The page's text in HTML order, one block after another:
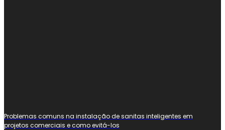
Problemas comuns na instalação de sanitas inteligentes em
projetos comerciais e como evitá-los